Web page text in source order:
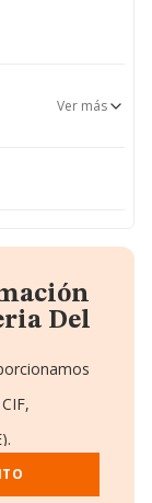
Ver más
Del